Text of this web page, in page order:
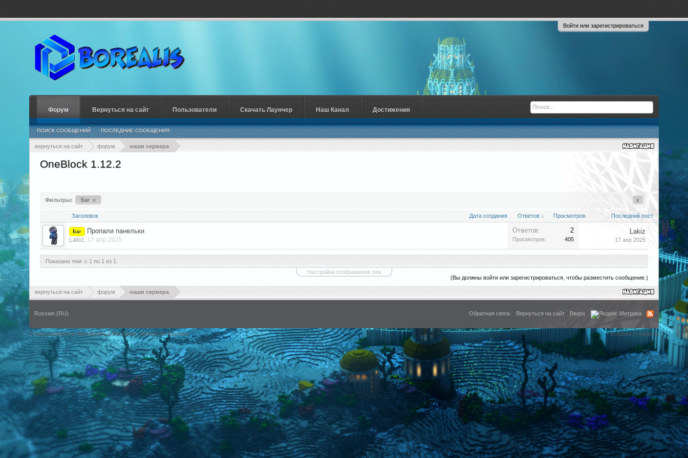
Войти или зарегистрироваться
вернуться на сайт форум наши сервера
OneBlock 1.12.2
Фильтры: Баг x x
Заголовок Дата создания Ответов ↓ Просмотров Последний пост
Баг Пропали панельки
Lakiz 17 апр 2025
Ответов: 2
Просмотров: 405
Lakiz
17 апр 2025
Показано тем: с 1 по 1 из 1.
Настройки отображения тем
(Вы должны войти или зарегистрироваться, чтобы разместить сообщение.)
вернуться на сайт форум наши сервера
Форум
ПОИСК СООБЩЕНИЙ ПОСЛЕДНИЕ СООБЩЕНИЯ
Вернуться на сайт Пользователи Скачать Лаунчер Наш Канал Достижения
Russian (RU) Обратная связь Вернуться на сайт Вверх
Стиль разработан Bartolomeo и Dech1moXenforo for Borealis Условия и правила